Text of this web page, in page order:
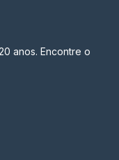
anos. Encontre o